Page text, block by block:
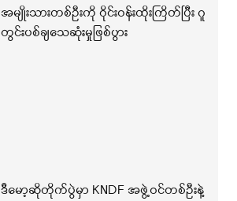
အမျိုးသားတစ်ဦးကို ဝိုင်းဝန်းထိုးကြိတ်ပြီး ဂူ
တွင်းပစ်ချသေဆုံးမှုဖြစ်ပွား
ဒီမော့ဆိုတိုက်ပွဲမှာ KNDF အဖွဲ့ဝင်တစ်ဦးနဲ့